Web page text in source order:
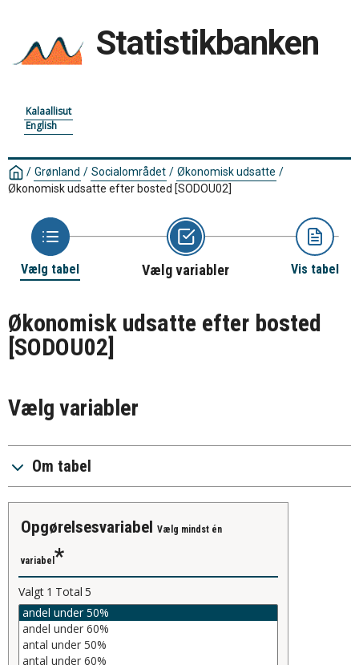
Statistikbanken
Kalaallisut
English
/ Grønland / Socialområdet / Økonomisk udsatte /
Økonomisk udsatte efter bosted [SODOU02]
Vælg tabel Vælg variabler Vis tabel
Økonomisk udsatte efter bosted
[SODOU02]
Vælg variabler
Om tabel
opgørelsesvariabel Vælg mindst én
variabel
Valgt 1 Total 5